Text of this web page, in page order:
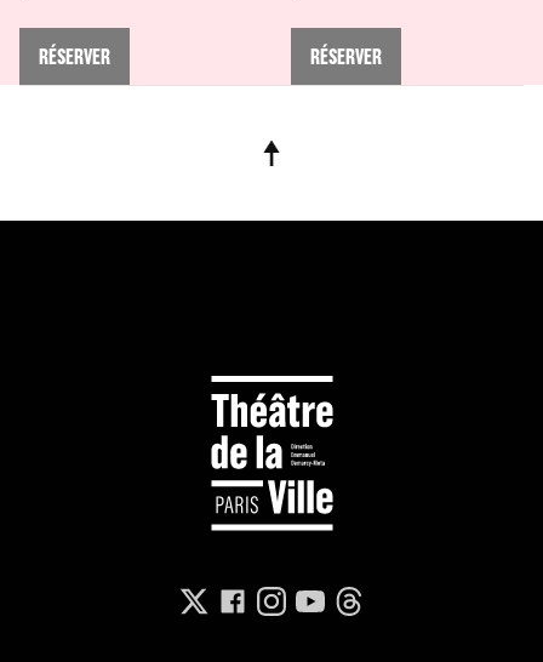
RÉSERVER RÉSERVER